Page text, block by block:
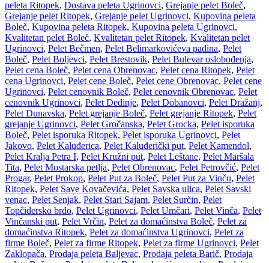
peleta Ritopek, Dostava peleta Ugrinovci, Grejanje pelet Boleč,
Grejanje pelet Ritopek, Grejanje pelet Ugrinovci, Kupovina peleta
Boleč, Kupovina peleta Ritopek, Kupovina peleta Ugrinovci,
Kvalitetan pelet Boleč, Kvalitetan pelet Ritopek, Kvalitetan pelet
Ugrinovci, Pelet Bečmen, Pelet Belimarkovićeva padina, Pelet
Boleč, Pelet Boljevci, Pelet Brestovik, Pelet Bulevar oslobođenja,
Pelet cena Boleč, Pelet cena Obrenovac, Pelet cena Ritopek, Pelet
cena Ugrinovci, Pelet cene Boleč, Pelet cene Obrenovac, Pelet cene
Ugrinovci, Pelet cenovnik Boleč, Pelet cenovnik Obrenovac, Pelet
cenovnik Ugrinovci, Pelet Dedinje, Pelet Dobanovci, Pelet Dražanj,
Pelet Dunavska, Pelet grejanje Boleč, Pelet grejanje Ritopek, Pelet
grejanje Ugrinovci, Pelet Gročanska, Pelet Grocka, Pelet isporuka
Boleč, Pelet isporuka Ritopek, Pelet isporuka Ugrinovci, Pelet
Jakovo, Pelet Kaluđerica, Pelet Kaluđerički put, Pelet Kamendol,
Pelet Kralja Petra I, Pelet Kružni put, Pelet Leštane, Pelet Maršala
Tita, Pelet Mostarska petlja, Pelet Obrenovac, Pelet Petrovčić, Pelet
Progar, Pelet Prokop, Pelet Put za Boleč, Pelet Put za Vinču, Pelet
Ritopek, Pelet Save Kovačevića, Pelet Savska ulica, Pelet Savski
venac, Pelet Senjak, Pelet Stari Sajam, Pelet Surčin, Pelet
Topčidersko brdo, Pelet Ugrinovci, Pelet Umčari, Pelet Vinča, Pelet
Vinčanski put, Pelet Vrčin, Pelet za domaćinstva Boleč, Pelet za
domaćinstva Ritopek, Pelet za domaćinstva Ugrinovci, Pelet za
firme Boleč, Pelet za firme Ritopek, Pelet za firme Ugrinovci, Pelet
Zaklopača, Prodaja peleta Baljevac, Prodaja peleta Barič, Prodaja